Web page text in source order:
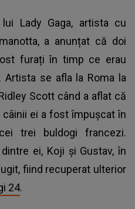
Lady Gaga, artista cu
a anunțat că doi
furați în timp ce erau
se afla la Roma la
Scott când a aflat că
câinii ei a fost împușcat în
trei buldogi francezi.
ei, Koji și Gustav, în
fiind recuperat ulterior
24.